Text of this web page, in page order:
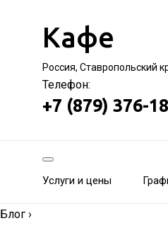
Кафе
Россия, Ставропольский
Телефон:
+7 (879) 376-
Услуги и цены
Блог ›